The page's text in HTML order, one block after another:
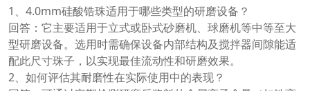
1、4.0mm硅酸锆珠适用于哪些类型的研磨设备？
回答：它主要适用于立式或卧式砂磨机、球磨机等中等至大
型研磨设备。选用时需确保设备内部结构及搅拌器间隙能适
配此尺寸珠子，以实现最佳流动性和研磨效果。
2、如何评估其耐磨性在实际使用中的表现？